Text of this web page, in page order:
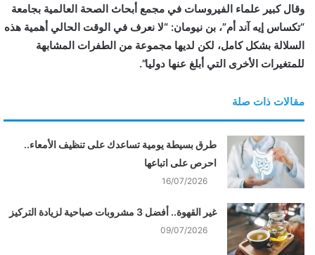
وقال كبير علماء الفيروسات في مجمع أبحاث الصحة العالمية بجامعة
“تكساس إيه آند أم”، بن نيومان: “لا نعرف في الوقت الحالي أهمية هذه
السلالة بشكل كامل، لكن لديها مجموعة من الطفرات المشابهة
للمتغيرات الأخرى التي أبلغ عنها دوليا”.
مقالات ذات صلة
طرق بسيطة يومية تساعدك على تنظيف الأمعاء..
احرص على اتباعها
16/07/2026
غير القهوة.. أفضل 3 مشروبات صباحية لزيادة التركيز
09/07/2026